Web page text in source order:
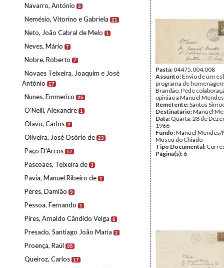
Navarro, António 3
Nemésio, Vitorino e Gabriela 21
Neto, João Cabral de Melo 1
Neves, Mário 7
Nobre, Roberto 7
Novaes Teixeira, Joaquim e José
António
17
Nunes, Emmerico 25
O'Neill, Alexandre 1
Olavo, Carlos 2
Oliveira, José Osório de 23
Paço D'Arcos 17
Pascoaes, Teixeira de 3
Pavia, Manuel Ribeiro de 1
Peres, Damião 9
Pessoa, Fernando 1
Pires, Arnaldo Cândido Veiga 6
Presado, Santiago João Maria 2
Proença, Raúl 95
Queiroz, Carlos 17
Pasta:04475.004.008
Assunto:Envio de um
programa de
Brandão. Pede
opinião a Manuel
Remetente:Santos
Destinatário:Manuel
Data: Quarta, 28 de
1966
Fundo:Manuel Mendes/
Museu do Chiado
Tipo Documental:
Página(s): 6